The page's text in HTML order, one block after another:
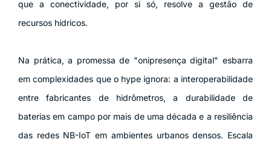
que a conectividade, por si só, resolve a gestão de
recursos hídricos.
Na prática, a promessa de "onipresença digital" esbarra
em complexidades que o hype ignora: a interoperabilidade
entre fabricantes de hidrômetros, a durabilidade de
baterias em campo por mais de uma década e a resiliência
das redes NB-IoT em ambientes urbanos densos. Escala